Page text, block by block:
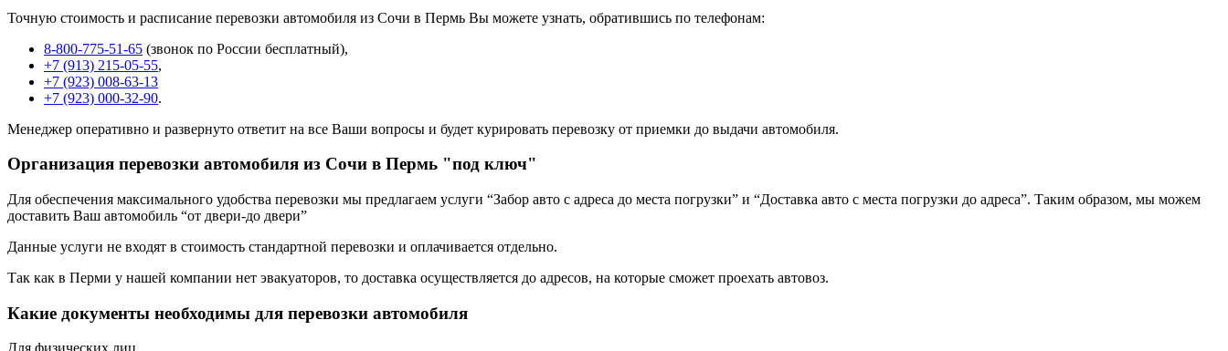
Точную стоимость и расписание перевозки автомобиля из Сочи в Пермь Вы можете узнать, обратившись по телефонам:
8-800-775-51-65 (звонок по России бесплатный),
+7 (913) 215-05-55,
+7 (923) 008-63-13
+7 (923) 000-32-90.
Менеджер оперативно и развернуто ответит на все Ваши вопросы и будет курировать перевозку от приемки до выдачи автомобиля.
Организация перевозки автомобиля из Сочи в Пермь "под ключ"
Для обеспечения максимального удобства перевозки мы предлагаем услуги “Забор авто с адреса до места погрузки” и “Доставка авто с места погрузки до адреса”. Таким образом, мы можем
доставить Ваш автомобиль “от двери-до двери”
Данные услуги не входят в стоимость стандартной перевозки и оплачивается отдельно.
Так как в Перми у нашей компании нет эвакуаторов, то доставка осуществляется до адресов, на которые сможет проехать автовоз.
Какие документы необходимы для перевозки автомобиля